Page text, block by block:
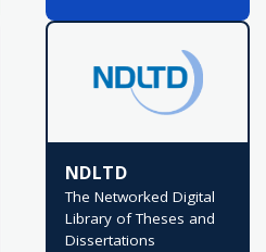
NDLTD
The Networked Digital
Library of Theses and
Dissertations